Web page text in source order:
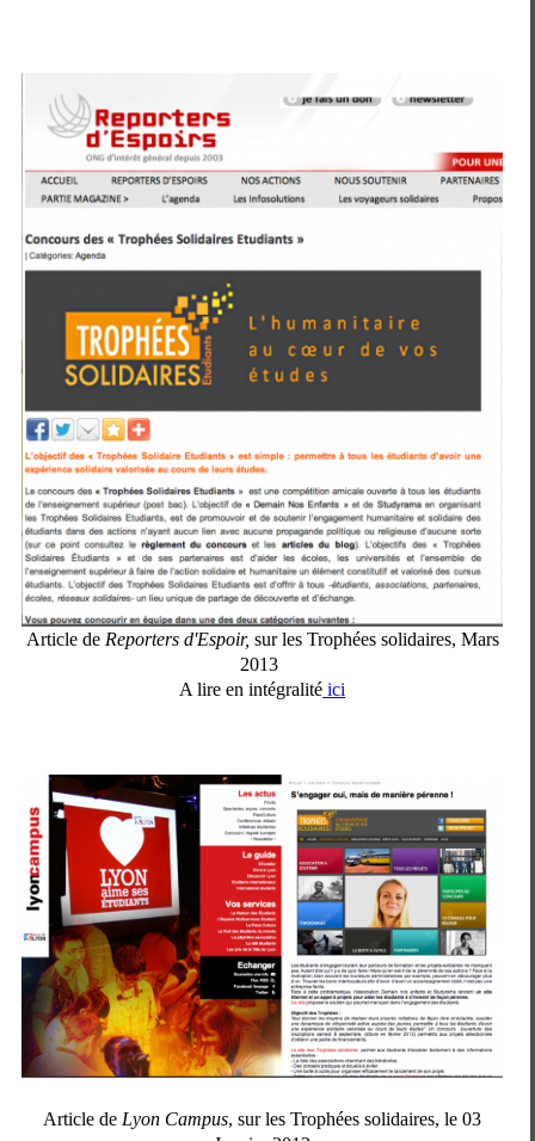
Article de Reporters d'Espoir, sur les Trophées solidaires, Mars
2013
A lire en intégralité ici
Article de Lyon Campus, sur les Trophées solidaires, le 03